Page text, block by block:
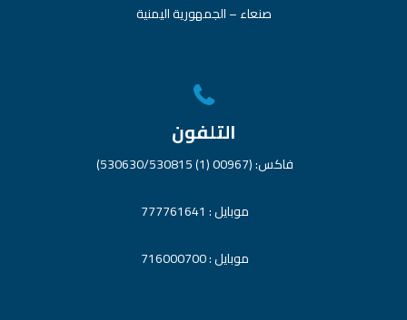
صنعاء – الجمهورية اليمنية
التلفون
فاكس: (00967 (1) 530630/530815)
موبايل : 777761641
موبايل : 716000700